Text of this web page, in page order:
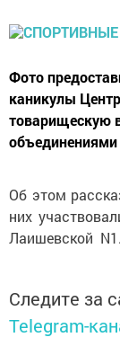
Фото
каникулы
товарищескую
Об этом
них
Лаишевской N1.
Следите за
Telegram-